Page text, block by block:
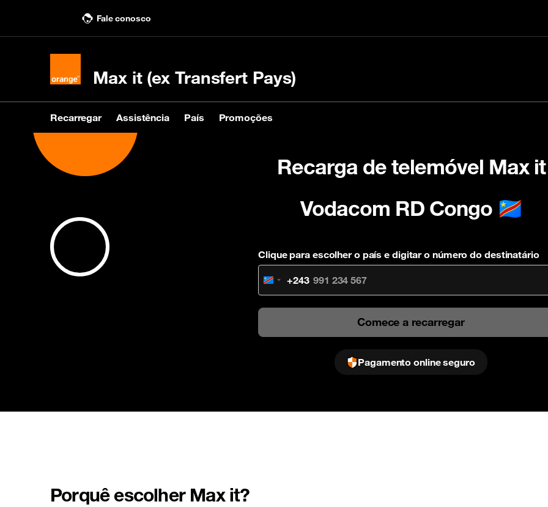
Fale conosco
Max it (ex Transfert Pays)
Recarregar Assistência País Promoções
Recarga de telemóvel Max it
Vodacom RD Congo 🇨🇩
Clique para escolher o país e digitar o número do destinatário
Congo
-
+243
Comece a recarregar
Pagamento online seguro
Porquê escolher Max it?